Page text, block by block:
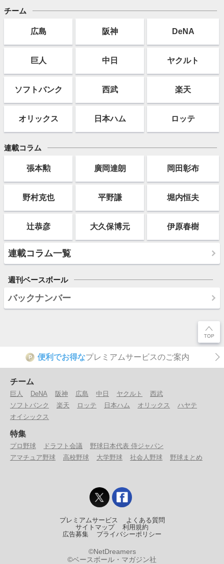
チーム
広島 阪神 DeNA
巨人 中日 ヤクルト
ソフトバンク 西武 楽天
オリックス 日本ハム ロッテ
連載コラム
張本勲 廣岡達朗 岡田彰布
野村克也 平野謙 堀内恒夫
辻恭彦 大久保博元 伊原春樹
連載コラム一覧
週刊ベースボール
バックナンバー
P 便利でお得なプレミアムサービスのご案内
チーム
巨人 DeNA 阪神 広島 中日 ヤクルト
西武
ソフトバンク
楽天 ロッテ 日本ハム オリックス
ハヤテ
オイシックス
特集
プロ野球 ドラフト会議
野球日本代表 侍ジャパン
アマチュア野球
高校野球 大学野球 社会人野球 野球まとめ
プレミアムサービス
よくある質問
サイトマップ
利用規約
広告募集
プライバシーポリシー
©NetDreamers
©ベースボール・マガジン社